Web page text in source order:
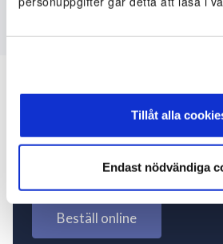
Tillåt alla
Endast nödvändiga
Inte kund
igång nu!
Beställ online